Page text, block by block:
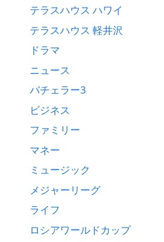
テラスハウス ハワイ
テラスハウス 軽井沢
ドラマ
ニュース
バチェラー3
ビジネス
ファミリー
マネー
ミュージック
メジャーリーグ
ライフ
ロシアワールドカップ